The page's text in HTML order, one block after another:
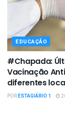
EDUCAÇÃO
#Chapada:
Vacinação
diferentes
PORESTAGIÁRIO 1